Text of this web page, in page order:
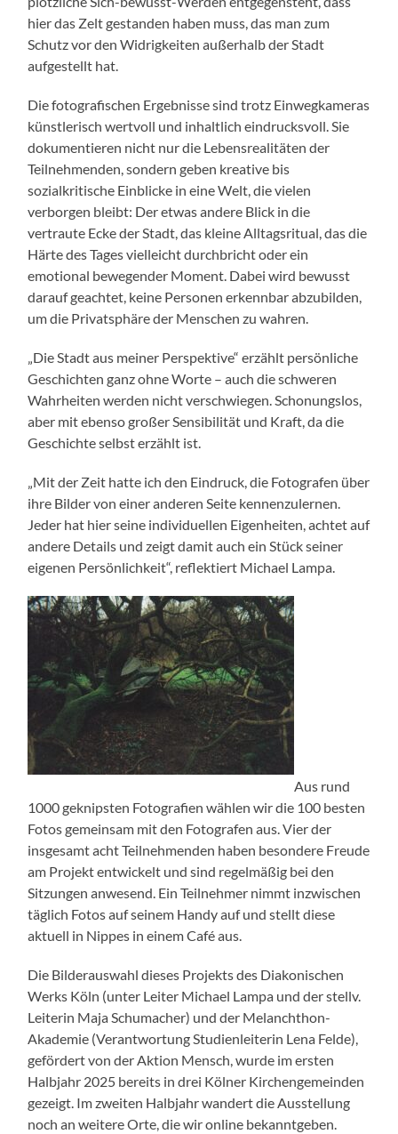
hier das Zelt gestanden haben muss, das man zum
Schutz vor den Widrigkeiten außerhalb der Stadt
aufgestellt hat.
Die fotografischen Ergebnisse sind trotz Einwegkameras
künstlerisch wertvoll und inhaltlich eindrucksvoll. Sie
dokumentieren nicht nur die Lebensrealitäten der
Teilnehmenden, sondern geben kreative bis
sozialkritische Einblicke in eine Welt, die vielen
verborgen bleibt: Der etwas andere Blick in die
vertraute Ecke der Stadt, das kleine Alltagsritual, das die
Härte des Tages vielleicht durchbricht oder ein
emotional bewegender Moment. Dabei wird bewusst
darauf geachtet, keine Personen erkennbar abzubilden,
um die Privatsphäre der Menschen zu wahren.
„Die Stadt aus meiner Perspektive“ erzählt persönliche
Geschichten ganz ohne Worte – auch die schweren
Wahrheiten werden nicht verschwiegen. Schonungslos,
aber mit ebenso großer Sensibilität und Kraft, da die
Geschichte selbst erzählt ist.
„Mit der Zeit hatte ich den Eindruck, die Fotografen über
ihre Bilder von einer anderen Seite kennenzulernen.
Jeder hat hier seine individuellen Eigenheiten, achtet auf
andere Details und zeigt damit auch ein Stück seiner
eigenen Persönlichkeit“, reflektiert Michael Lampa.
Aus rund
1000 geknipsten Fotografien wählen wir die 100 besten
Fotos gemeinsam mit den Fotografen aus. Vier der
insgesamt acht Teilnehmenden haben besondere Freude
am Projekt entwickelt und sind regelmäßig bei den
Sitzungen anwesend. Ein Teilnehmer nimmt inzwischen
täglich Fotos auf seinem Handy auf und stellt diese
aktuell in Nippes in einem Café aus.
Die Bilderauswahl dieses Projekts des Diakonischen
Werks Köln (unter Leiter Michael Lampa und der stellv.
Leiterin Maja Schumacher) und der Melanchthon-
Akademie (Verantwortung Studienleiterin Lena Felde),
gefördert von der Aktion Mensch, wurde im ersten
Halbjahr 2025 bereits in drei Kölner Kirchengemeinden
gezeigt. Im zweiten Halbjahr wandert die Ausstellung
noch an weitere Orte, die wir online bekanntgeben.